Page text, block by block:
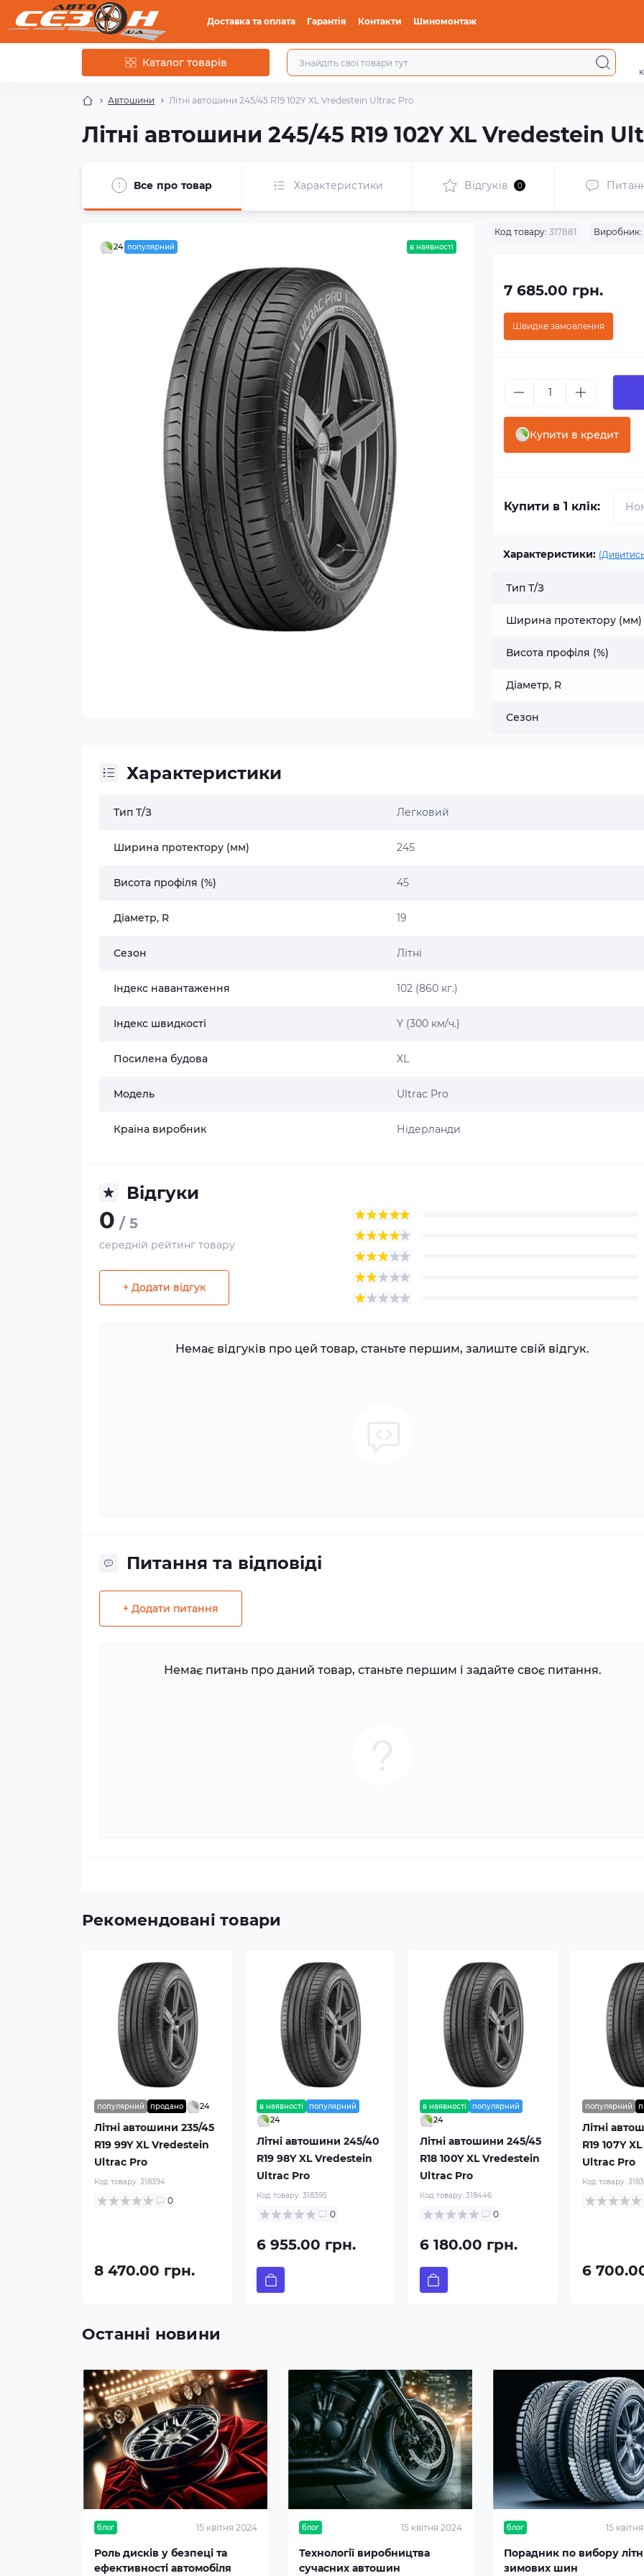
Доставка та оплата Гарантія Контакти Шиномонтаж
Каталог товарів
Автошини Літні автошини 245/45 R19 102Y XL Vredestein Ultrac Pro
Літні автошини 245/45 R19 102Y XL Vredestein
Все про товар Характеристики Відгуків 0
24 популярний в наявності
Код товару: 317881 Виробник:
7 685.00 грн.
Швидке замовлення
Купити в кредит
Купити в 1 клік:
Характеристики:
Тип Т/З
Ширина протектору (мм)
Висота профіля (%)
Діаметр, R
Сезон
Характеристики
Тип Т/З Легковий
Ширина протектору (мм) 245
Висота профіля (%) 45
Діаметр, R 19
Сезон Літні
Індекс навантаження 102 (860 кг.)
Індекс швидкості Y (300 км/ч.)
Посилена будова XL
Модель Ultrac Pro
Країна виробник Нідерланди
Відгуки
0 / 5
середній рейтинг товару
+ Додати відгук
Немає відгуків про цей товар, станьте першим, залиште свій відгук.
Питання та відповіді
+ Додати питання
Немає питань про даний товар, станьте першим і задайте своє питання.
Рекомендовані товари
популярний продано 24
Літні автошини 235/45
R19 99Y XL Vredestein
Ultrac Pro
Код товару: 318394
0
8 470.00 грн.
в наявності популярний
24
Літні автошини 245/40
R19 98Y XL Vredestein
Ultrac Pro
Код товару:318395
0
6 955.00 грн.
в наявності популярний
24
Літні автошини 245/45
R18 100Y XL Vredestein
Ultrac Pro
Код товару: 318446
0
6 180.00 грн.
популярний
Літні
R19 107Y
Ultrac Pro
Код товару:
6
Останні новини
блог 15 квітня 2024
Роль дисків у безпеці та
ефективності автомобіля
блог 15 квітня 2024
Технології виробництва
сучасних автошин
блог 15
Порадник по вибору
зимових шин